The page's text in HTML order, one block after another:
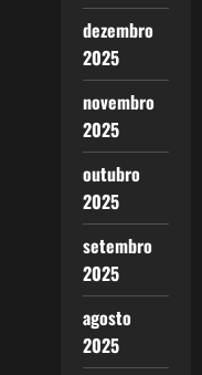
dezembro
2025
novembro
2025
outubro
2025
setembro
2025
agosto
2025